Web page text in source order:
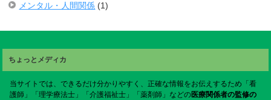
メンタル・人間関係 (1)
ちょっとメディカ
当サイトでは、できるだけ分かりやすく、正確な情報をお伝えするため「看
護師」「理学療法士」「介護福祉士」「薬剤師」などの医療関係者の監修の